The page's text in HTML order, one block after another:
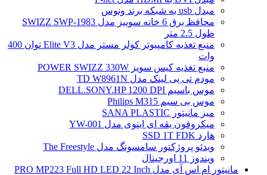
مبدل usb به شبکه برند ونوس
محافظ برق 6 خانه سوییز مدل SWIZZ SWP-1983
طول 2.5 متر
منبع تغذیه کامپیوتر کولر مستر مدل Elite V3 توان 400
وات
منبع تغذیه کیس سویز POWER SWIZZ 330W
مودم تی پی لینک مدل TD W8961N
موس باسیم DELL.SONY.HP 1200 DPI
موس بی سیم Philips M315
میز مانیتور SANA PLASTIC
میکروفون یقه ای اینوی مدل YW-001
هارد SSD 1T FDK
ویدئو پروژکتور سامسونگ مدل The Freestyle
ویندوز 11 اورجینال
مانیتور ام اس آی مدل PRO MP223 Full HD LED 22 Inch